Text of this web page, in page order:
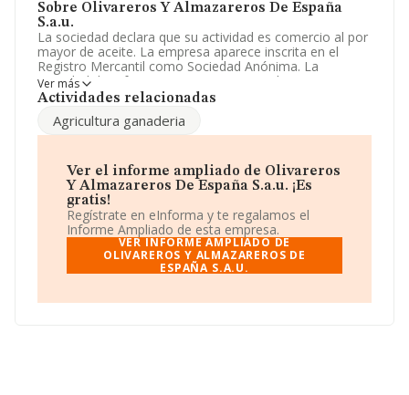
Sobre Olivareros Y Almazareros De España
S.a.u.
La sociedad declara que su actividad es comercio al por
mayor de aceite. La empresa aparece inscrita en el
Registro Mercantil como Sociedad Anónima. La
actividad de referencia CNAE corresponde a 'Comercio
al por mayor de productos lácteos, huevos, aceites y
no tiene actividad en mercados exteriores.
datos disponibles en INFORMA, ese número ha estado
por encima de la media de sector.
Acerca de la información disponible en INFORMA sobre
los distintos rankings: la compañía ha mejorado en el
ranking sectorial escalando 66 puestos, pasando del
146 al 80. Éstas son algunas de las empresas que la
superan en el ranking de sectores:Comercial Tabarca
debajo de la compañía, están empresas como:
Ver más
Actividades relacionadas
Agricultura ganaderia
Ver el informe ampliado de Olivareros
Y Almazareros De España S.a.u. ¡Es
gratis!
Regístrate en eInforma y te regalamos el
Informe Ampliado de esta empresa.
VER INFORME AMPLIADO DE
OLIVAREROS Y ALMAZAREROS DE
ESPAÑA S.A.U.